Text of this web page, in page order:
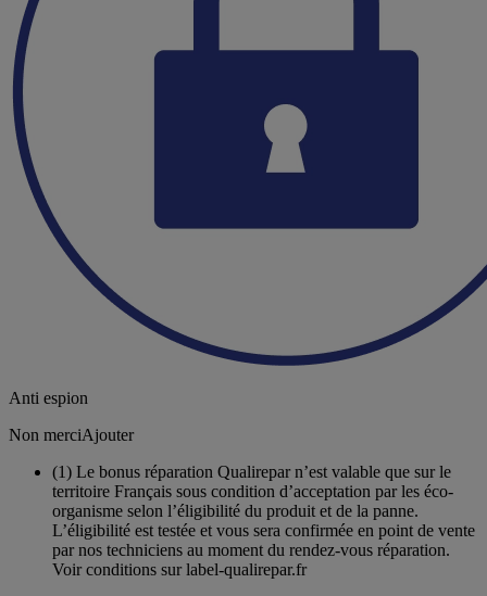
Anti espion
Non merciAjouter
(1) Le bonus réparation Qualirepar n’est valable que sur le
territoire Français sous condition d’acceptation par les éco-
organisme selon l’éligibilité du produit et de la panne.
L’éligibilité est testée et vous sera confirmée en point de vente
par nos techniciens au moment du rendez-vous réparation.
Voir conditions sur label-qualirepar.fr